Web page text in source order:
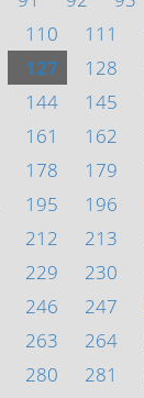
110 111
127 128
144 145
161 162
178 179
195 196
212 213
229 230
246 247
263 264
280 281